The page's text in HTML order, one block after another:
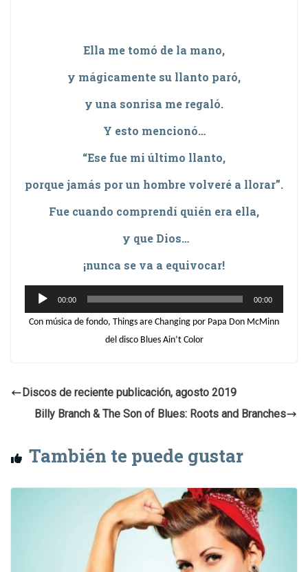
Ella me tomó de la mano,
y mágicamente su llanto paró,
y una sonrisa me regaló.
Y esto mencionó…
“Ese fue mi último llanto,
porque jamás por un hombre volveré a llorar”.
Fue cuando comprendí quién era ella,
y que Dios…
¡nunca se va a equivocar!
Reproductor
de
00:00 00:00
Con música de fondo, Things are Changing por Papa Don McMinn
del disco Blues Ain’t Color
Discos de reciente publicación, agosto 2019
Billy Branch & The Son of Blues: Roots and Branches
También te puede gustar